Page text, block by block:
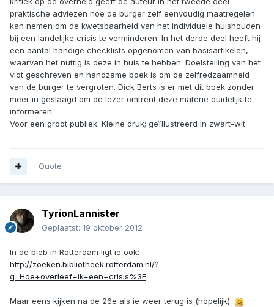
praktische adviezen hoe de burger zelf eenvoudig maatregelen
kan nemen om de kwetsbaarheid van het individuele huishouden
bij een landelijke crisis te verminderen. In het derde deel heeft hij
een aantal handige checklists opgenomen van basisartikelen,
waarvan het nuttig is deze in huis te hebben. Doelstelling van het
vlot geschreven en handzame boek is om de zelfredzaamheid
van de burger te vergroten. Dick Berts is er met dit boek zonder
meer in geslaagd om de lezer omtrent deze materie duidelijk te
informeren.
Voor een groot publiek. Kleine druk; geïllustreerd in zwart-wit.
Quote
TyrionLannister
Geplaatst: 19 oktober 2012
In de bieb in Rotterdam ligt ie ook:
http://zoeken.bibliotheek.rotterdam.nl/?
q=Hoe+overleef+ik+een+crisis%3F
Maar eens kijken na de 26e als ie weer terug is (hopelijk).